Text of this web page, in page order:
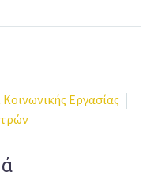
Εργασίας